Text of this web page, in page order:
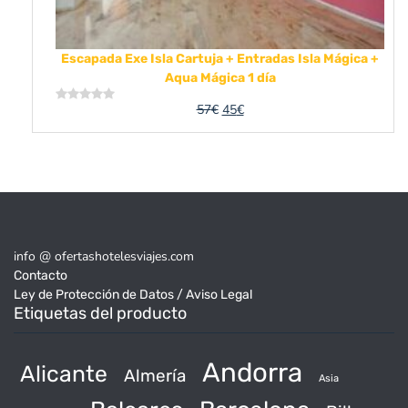
Escapada Exe Isla Cartuja + Entradas Isla Mágica +
Aqua Mágica 1 día
57€ El
precio
45€El
precio
info @ ofertashotelesviajes.com
Contacto
Ley de Protección de Datos / Aviso Legal
Etiquetas del producto
Alicante Almería Andorra Asia